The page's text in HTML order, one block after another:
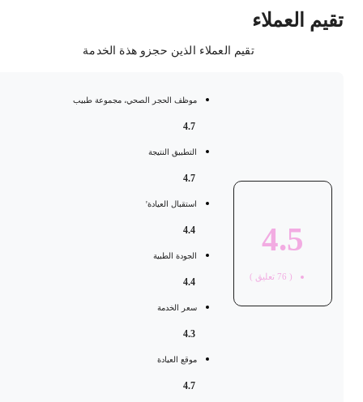
العملاء
تقيم العملاء الذين حجزو هذة الخدمة
4.5
76 تعليق )
موظف الحجر الصحي، مجموعة طبيب
التطبيق النتيجة
استقبال العيادة'
الجودة الطبية
سعر الخدمة
موقع العيادة